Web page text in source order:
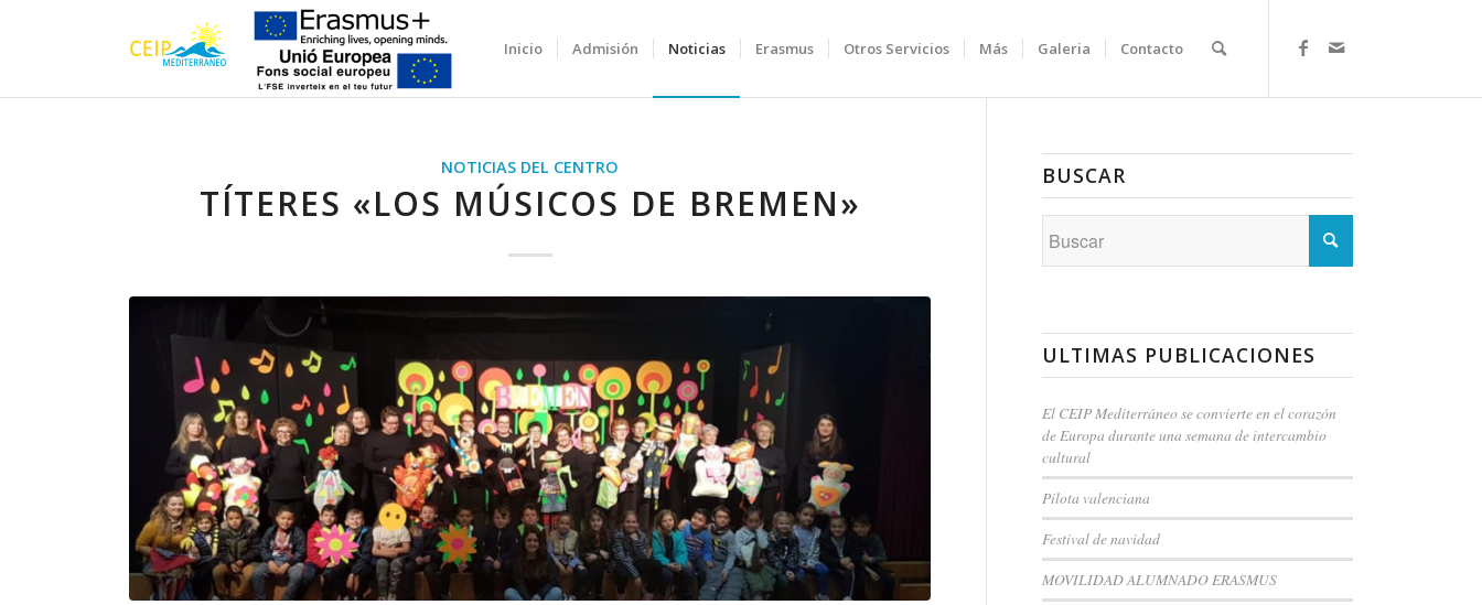
Inicio Admisión Noticias Erasmus Otros Servicios Más Galeria Contacto
NOTICIAS DEL CENTRO
TÍTERES «LOS MÚSICOS DE BREMEN»
BUSCAR
ULTIMAS PUBLICACIONES
El CEIP Mediterráneo se convierte en el corazón
de Europa durante una semana de intercambio
cultural
Pilota valenciana
Festival de navidad
MOVILIDAD ALUMNADO ERASMUS